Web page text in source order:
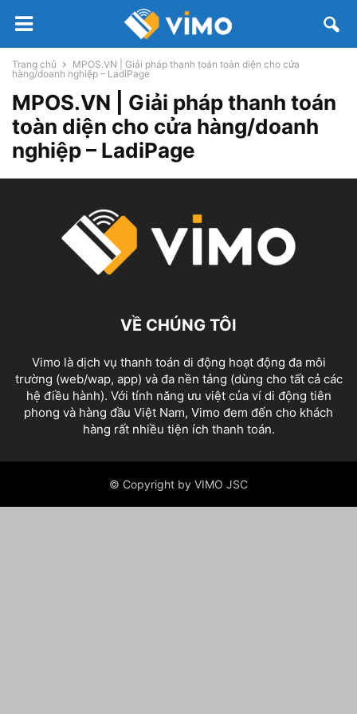
Trang chủ
MPOS.VN | Giải pháp thanh toán toàn diện cho cửa
hàng/doanh nghiệp – LadiPage
MPOS.VN | Giải pháp thanh toán
toàn diện cho cửa hàng/doanh
nghiệp – LadiPage
VỀ CHÚNG TÔI
Vimo là dịch vụ thanh toán di động hoạt động đa môi
trường (web/wap, app) và đa nền tảng (dùng cho tất cả các
hệ điều hành). Với tính năng ưu việt của ví di động tiên
phong và hàng đầu Việt Nam, Vimo đem đến cho khách
hàng rất nhiều tiện ích thanh toán.
© Copyright by VIMO JSC